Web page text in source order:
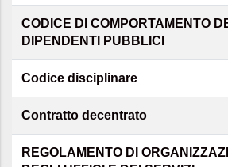
CODICE DI COMPORTAMENTO
DIPENDENTI PUBBLICI
Codice disciplinare
Contratto decentrato
REGOLAMENTO DI